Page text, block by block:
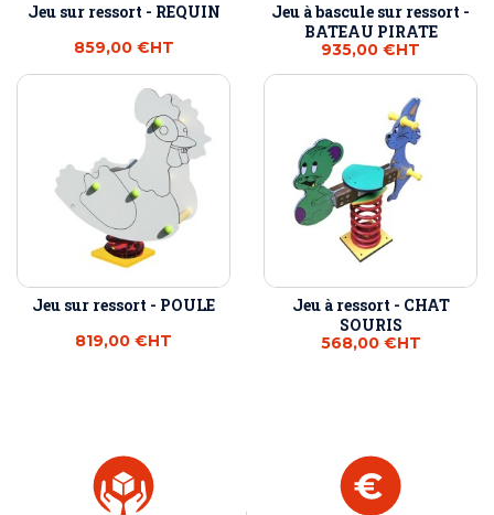
Jeu sur ressort - REQUIN
859,00 €HT
Jeu à bascule sur ressort -
BATEAU PIRATE
935,00 €HT
Jeu sur ressort - POULE
819,00 €HT
Jeu à ressort - CHAT
SOURIS
568,00 €HT